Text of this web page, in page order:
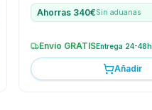
Ahorras 340€Sin aduanas
Envío GRATISEntrega 24-48h
Añadir